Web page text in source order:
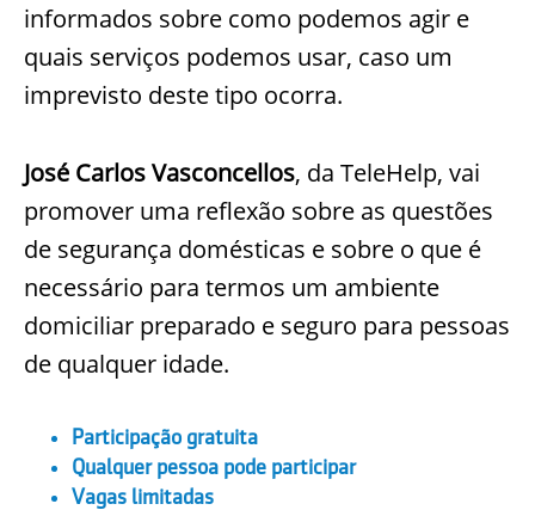
informados sobre como podemos agir e
quais serviços podemos usar, caso um
imprevisto deste tipo ocorra.
José Carlos Vasconcellos, da TeleHelp, vai
promover uma reflexão sobre as questões
de segurança domésticas e sobre o que é
necessário para termos um ambiente
domiciliar preparado e seguro para pessoas
de qualquer idade.
Participação gratuita
Qualquer pessoa pode participar
Vagas limitadas